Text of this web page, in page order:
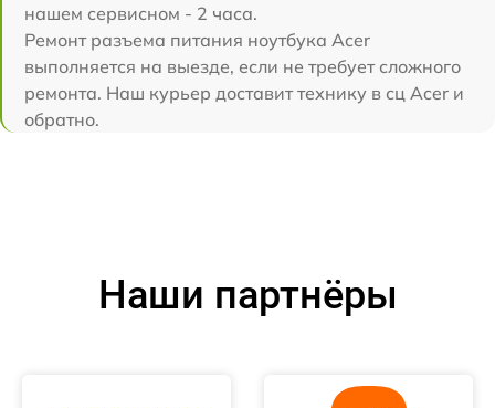
нашем сервисном - 2 часа.
Ремонт разъема питания ноутбука Acer
выполняется на выезде, если не требует сложного
ремонта. Наш курьер доставит технику в сц Acer и
обратно.
Наши партнёры